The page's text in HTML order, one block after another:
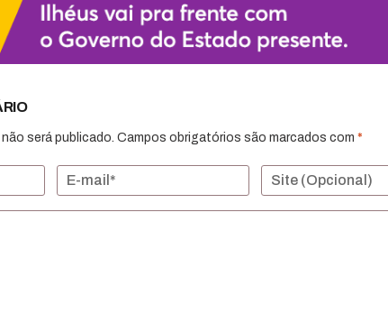
será publicado. Campos obrigatórios são marcados com *